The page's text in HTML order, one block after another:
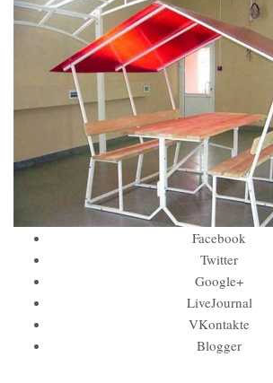
Facebook
Twitter
Google+
LiveJournal
VKontakte
Blogger